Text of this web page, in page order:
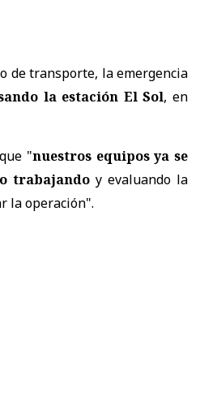
de transporte, la emergencia
la estación El Sol, en
"nuestros equipos ya se
trabajando y evaluando la
la operación".